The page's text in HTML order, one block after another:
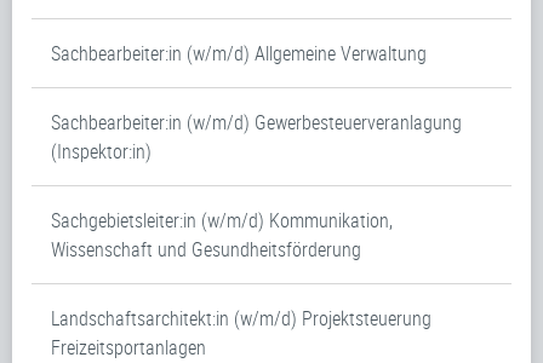
Sachbearbeiter:in (w/m/d) Allgemeine Verwaltung
Sachbearbeiter:in (w/m/d) Gewerbesteuerveranlagung
(Inspektor:in)
Sachgebietsleiter:in (w/m/d) Kommunikation,
Wissenschaft und Gesundheitsförderung
Landschaftsarchitekt:in (w/m/d) Projektsteuerung
Freizeitsportanlagen